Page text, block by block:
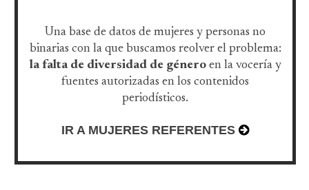
Una base de datos de mujeres y personas no
binarias con la que buscamos reolver el problema:
la falta de diversidad de género en la vocería y
fuentes autorizadas en los contenidos
periodísticos.
IR A MUJERES REFERENTES